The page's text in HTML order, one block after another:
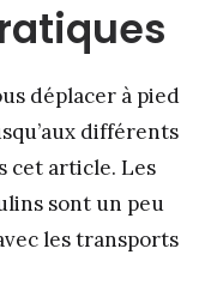
déplacer à pied
différents
cet article. Les
sont un peu
les transports